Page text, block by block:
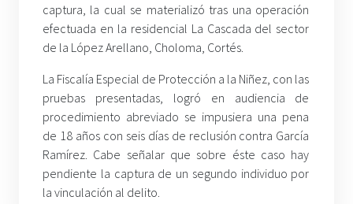
captura, la cual se materializó tras una operación
efectuada en la residencial La Cascada del sector
de la López Arellano, Choloma, Cortés.
La Fiscalía Especial de Protección a la Niñez, con las
pruebas presentadas, logró en audiencia de
procedimiento abreviado se impusiera una pena
de 18 años con seis días de reclusión contra García
Ramírez. Cabe señalar que sobre éste caso hay
pendiente la captura de un segundo individuo por
la vinculación al delito.